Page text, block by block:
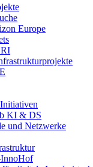
Europe
KI & DS
und Netzwerke